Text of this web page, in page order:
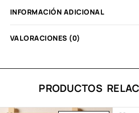
INFORMACIÓN ADICIONAL
VALORACIONES (0)
PRODUCTOS